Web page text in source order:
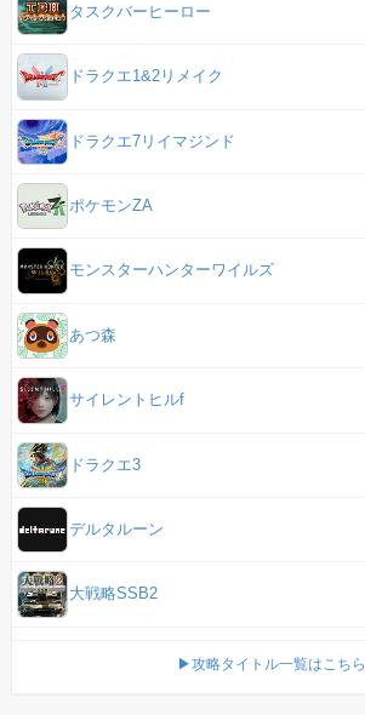
タスクバーヒーロー
ドラクエ1&2リメイク
ドラクエ7リイマジンド
ポケモンZA
モンスターハンターワイルズ
あつ森
サイレントヒルf
ドラクエ3
デルタルーン
大戦略SSB2
▶攻略タイトル一覧はこちら